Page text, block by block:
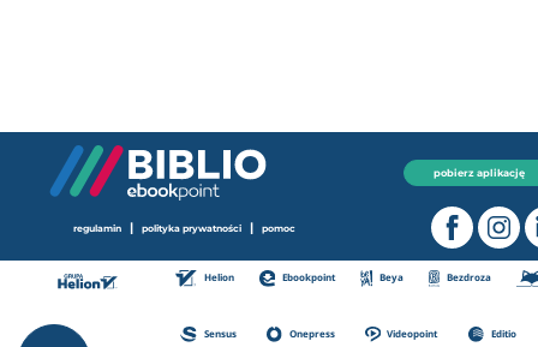
pobierz aplikację
regulamin | polityka prywatności | pomoc
Helion Ebookpoint Beya Bezdroza
Sensus Onepress Videopoint Editio